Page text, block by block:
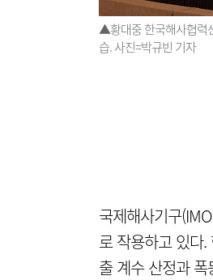
▲황대중 한국해사협력
습. 사진=박규빈 기자
국제해사기구
로 작용하고 있다
출 계수 산정과